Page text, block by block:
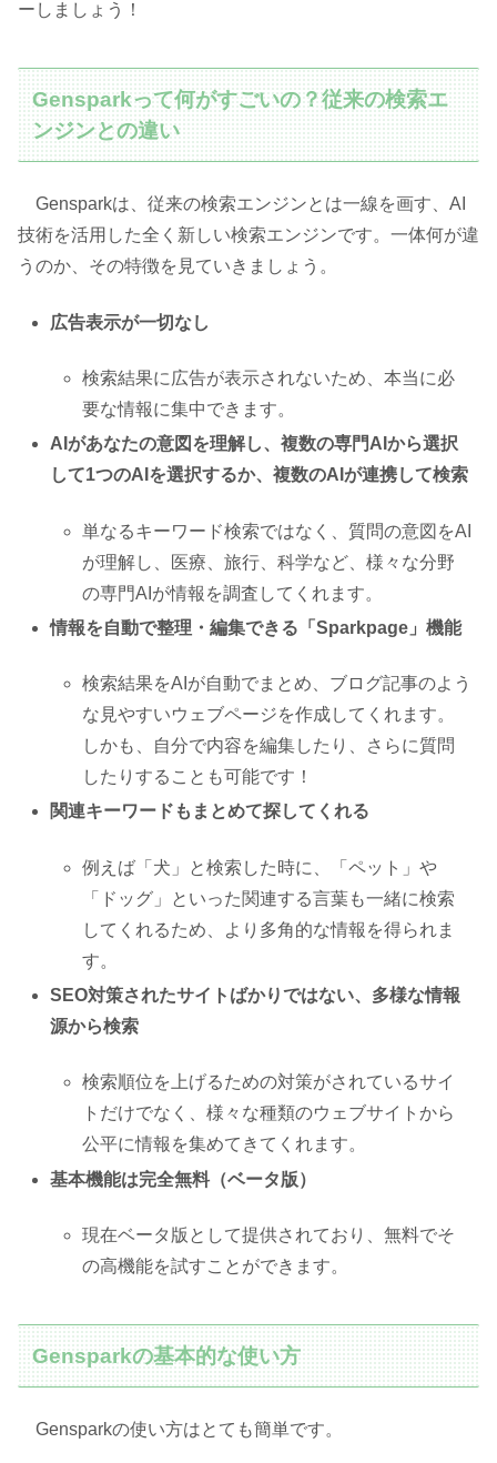
ーしましょう！
Gensparkって何がすごいの？従来の検索エ
ンジンとの違い
Gensparkは、従来の検索エンジンとは一線を画す、AI
技術を活用した全く新しい検索エンジンです。一体何が違
うのか、その特徴を見ていきましょう。
広告表示が一切なし
検索結果に広告が表示されないため、本当に必
要な情報に集中できます。
AIがあなたの意図を理解し、複数の専門AIから選択
して1つのAIを選択するか、複数のAIが連携して検索
単なるキーワード検索ではなく、質問の意図をAI
が理解し、医療、旅行、科学など、様々な分野
の専門AIが情報を調査してくれます。
情報を自動で整理・編集できる「Sparkpage」機能
検索結果をAIが自動でまとめ、ブログ記事のよう
な見やすいウェブページを作成してくれます。
しかも、自分で内容を編集したり、さらに質問
したりすることも可能です！
関連キーワードもまとめて探してくれる
例えば「犬」と検索した時に、「ペット」や
「ドッグ」といった関連する言葉も一緒に検索
してくれるため、より多角的な情報を得られま
す。
SEO対策されたサイトばかりではない、多様な情報
源から検索
検索順位を上げるための対策がされているサイ
トだけでなく、様々な種類のウェブサイトから
公平に情報を集めてきてくれます。
基本機能は完全無料（ベータ版）
現在ベータ版として提供されており、無料でそ
の高機能を試すことができます。
Gensparkの基本的な使い方
Gensparkの使い方はとても簡単です。